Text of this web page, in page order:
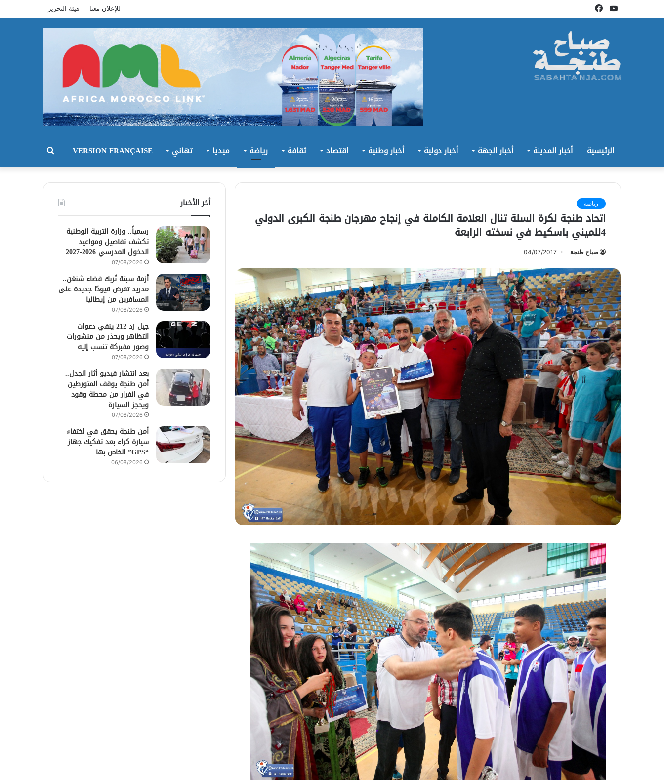
فيسبوكيوتيوب للإعلان معنا هيئة التحرير
الرئيسية أخبار المدينة أخبار الجهة أخبار دولية أخبار وطنية اقتصاد ثقافة رياضة ميديا تهاني VERSION FRANÇAISE بحث
رياضة
اتحاد طنجة لكرة السلة تنال العلامة الكاملة في إنجاح مهرجان طنجة الكبرى الدولي
4للميني باسكيط في نسخته الرابعة
صباح طنجة 04/07/2017
أخر الأخبار
رسمياً.. وزارة التربية الوطنية
تكشف تفاصيل ومواعيد
الدخول المدرسي 2026-2027
07/08/2026
أزمة سبتة تُربك فضاء شنغن..
مدريد تفرض قيودًا جديدة على
المسافرين من إيطاليا
07/08/2026
جيل زد 212 ينفي دعوات
التظاهر ويحذر من منشورات
وصور مفبركة تنسب إليه
07/08/2026
بعد انتشار فيديو أثار الجدل..
أمن طنجة يوقف المتورطين
في الفرار من محطة وقود
ويحجز السيارة
07/08/2026
أمن طنجة يحقق في اختفاء
سيارة كراء بعد تفكيك جهاز
“GPS” الخاص بها
06/08/2026